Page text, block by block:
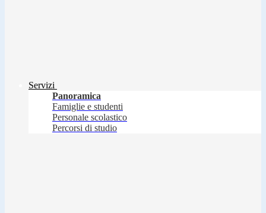
Servizi
Panoramica
Famiglie e studenti
Personale scolastico
Percorsi di studio